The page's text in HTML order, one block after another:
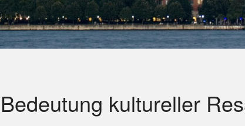
Bedeutung kultureller